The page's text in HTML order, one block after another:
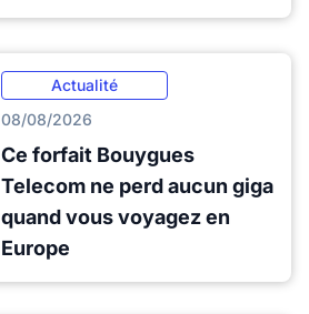
Actualité
08/08/2026
Ce forfait Bouygues
Telecom ne perd aucun giga
quand vous voyagez en
Europe